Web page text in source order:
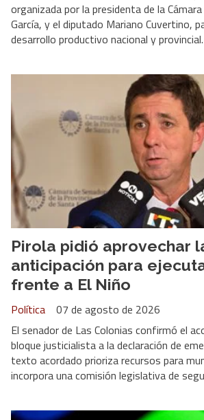
organizada por la presidenta de la
García, y el diputado Mariano Cuvertino,
desarrollo productivo nacional y provincial.
Pirola pidió aprovechar
anticipación para
frente a El Niño
Política
07 de agosto de 2026
El senador de Las Colonias confirmó el
bloque justicialista a la declaración de
texto acordado prioriza recursos para
incorpora una comisión legislativa de